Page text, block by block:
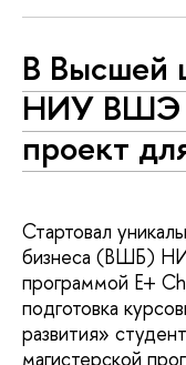
В Высшей
НИУ ВШЭ
проект
Стартовал
бизнеса (ВШБ)
программой E+
подготовка
развития»
магистерской